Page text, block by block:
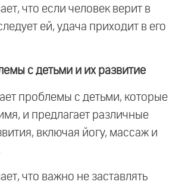
что если человек верит в
ей, удача приходит в его
с детьми и их развитие
проблемы с детьми, которые
и предлагает различные
включая йогу, массаж и
что важно не заставлять